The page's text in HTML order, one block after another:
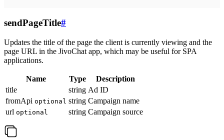
sendPageTitle#
Updates the title of the page the client is currently viewing and the
page URL in the JivoChat app, which may be useful for SPA
applications.
Name Type
Description
title
string Ad ID
fromApi optional string Campaign name
url optional string Campaign source